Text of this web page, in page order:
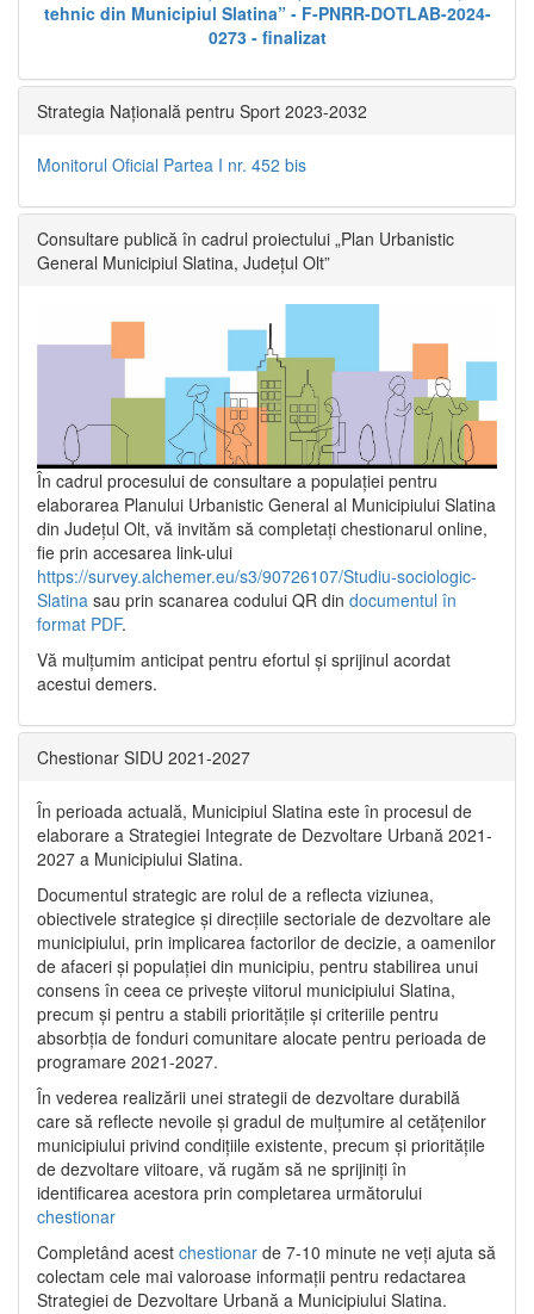
tehnic din Municipiul Slatina” - F-PNRR-DOTLAB-2024-
0273 - finalizat
Strategia Națională pentru Sport 2023-2032
Monitorul Oficial Partea I nr. 452 bis
Consultare publică în cadrul proiectului „Plan Urbanistic
General Municipiul Slatina, Județul Olt”
În cadrul procesului de consultare a populaţiei pentru
elaborarea Planului Urbanistic General al Municipiului Slatina
din Județul Olt, vă invităm să completați chestionarul online,
fie prin accesarea link-ului
https://survey.alchemer.eu/s3/90726107/Studiu-sociologic-
Slatina sau prin scanarea codului QR din documentul în
format PDF.
Vă mulţumim anticipat pentru efortul şi sprijinul acordat
acestui demers.
Chestionar SIDU 2021-2027
În perioada actuală, Municipiul Slatina este în procesul de
elaborare a Strategiei Integrate de Dezvoltare Urbană 2021‐
2027 a Municipiului Slatina.
Documentul strategic are rolul de a reflecta viziunea,
obiectivele strategice și direcțiile sectoriale de dezvoltare ale
municipiului, prin implicarea factorilor de decizie, a oamenilor
de afaceri și populației din municipiu, pentru stabilirea unui
consens în ceea ce privește viitorul municipiului Slatina,
precum și pentru a stabili prioritățile și criteriile pentru
absorbția de fonduri comunitare alocate pentru perioada de
programare 2021-2027.
În vederea realizării unei strategii de dezvoltare durabilă
care să reflecte nevoile și gradul de mulțumire al cetățenilor
municipiului privind condițiile existente, precum și prioritățile
de dezvoltare viitoare, vă rugăm să ne sprijiniți în
identificarea acestora prin completarea următorului
chestionar
Completând acest chestionar de 7-10 minute ne veți ajuta să
colectam cele mai valoroase informații pentru redactarea
Strategiei de Dezvoltare Urbană a Municipiului Slatina.